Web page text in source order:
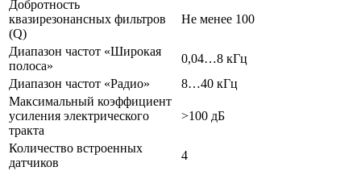
Добротность
квазирезонансных фильтров
(Q)
Не менее 100
Диапазон частот «Широкая
полоса»
0,04…8 кГц
Диапазон частот «Радио»
8…40 кГц
Максимальный коэффициент
усиления электрического
тракта
>100 дБ
Количество встроенных
датчиков
4